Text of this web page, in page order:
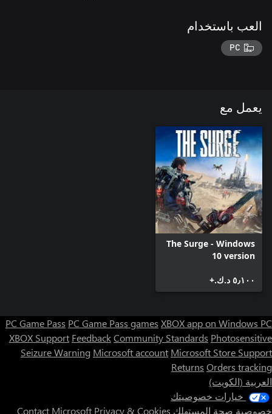
العب باستخدام
PC
يعمل مع
The Surge - Windows
10 version
٥٫١٠٠ د.ك.‏+
PC Game Pass PC Game Pass games XBOX app on Windows PC
XBOX Support FeedbackCommunity Standards Photosensitive
Seizure Warning Microsoft account Microsoft Store Support
Returns Orders tracking
العربية (الكويت)
خيارات خصوصيتك
خصوصية صحة المستهلك
Contact Microsoft Privacy & Cookies